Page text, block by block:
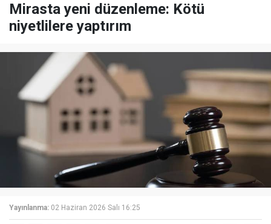
Mirasta yeni düzenleme: Kötü
niyetlilere yaptırım
Yayınlanma: 02 Haziran 2026 Salı 16:25